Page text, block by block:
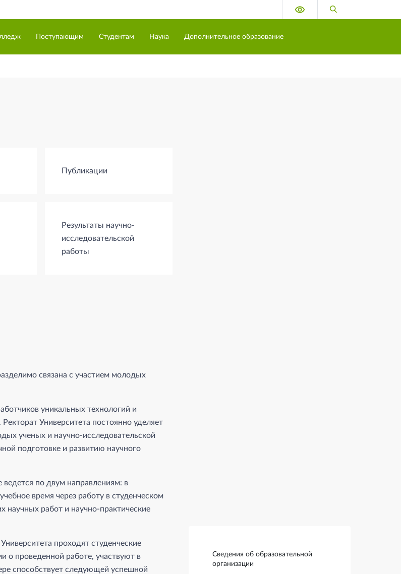
Версия для слабовидящих
Поступающим Студентам Наука Дополнительное образование
Публикации
Результаты научно-
исследовательской
работы
связана с участием молодых
уникальных технологий и
Университета постоянно уделяет
ученых и научно-исследовательской
подготовке и развитию научного
ведется по двум направлениям: в
время через работу в студенческом
научных работ и научно-практические
проходят студенческие
о проведенной работе, участвуют в
способствует следующей успешной
Сведения об образовательной
организации